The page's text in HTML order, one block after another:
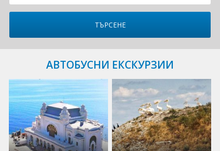
Египет
Чехия
България
Китай
Румъния
Албания
АВТОБУСНИ ЕКСКУРЗИИ